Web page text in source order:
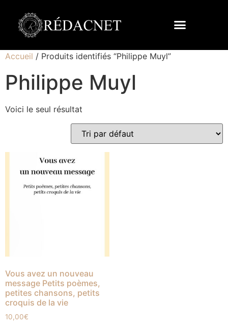
Accueil / Produits identifiés “Philippe Muyl”
Philippe Muyl
Voici le seul résultat
Vous avez un nouveau
message Petits poèmes,
petites chansons, petits
croquis de la vie
10,00€